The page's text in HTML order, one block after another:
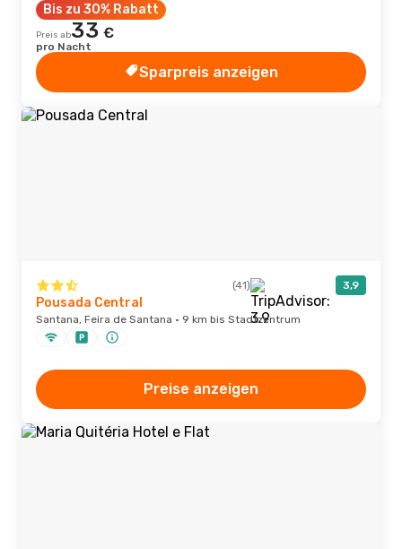
Bis zu 30% Rabatt
Preis ab33 €
pro Nacht
Sparpreis anzeigen
(41) 3,9
Pousada Central
Santana, Feira de Santana · 9 km bis Stadtzentrum
Preise anzeigen